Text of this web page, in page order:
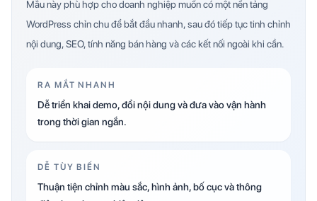
Mẫu này phù hợp cho doanh nghiệp muốn có một nền tảng
WordPress chỉn chu để bắt đầu nhanh, sau đó tiếp tục tinh chỉnh
nội dung, SEO, tính năng bán hàng và các kết nối ngoài khi cần.
RA MẮT NHANH
Dễ triển khai demo, đổi nội dung và đưa vào vận hành
trong thời gian ngắn.
DỄ TÙY BIẾN
Thuận tiện chỉnh màu sắc, hình ảnh, bố cục và thông